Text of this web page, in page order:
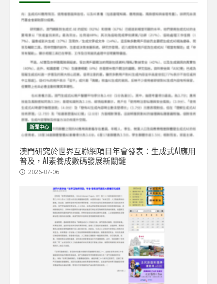
新聞中心
澳門研究於世界互聯網項目年會發表：生成式AI應用
普及，AI素養成數碼發展新關鍵
2026-07-06